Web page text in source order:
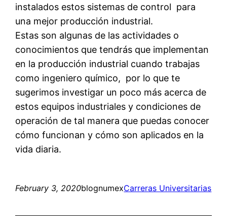
instalados estos sistemas de control para
una mejor producción industrial.
Estas son algunas de las actividades o
conocimientos que tendrás que implementan
en la producción industrial cuando trabajas
como ingeniero químico, por lo que te
sugerimos investigar un poco más acerca de
estos equipos industriales y condiciones de
operación de tal manera que puedas conocer
cómo funcionan y cómo son aplicados en la
vida diaria.
February 3, 2020blognumexCarreras Universitarias